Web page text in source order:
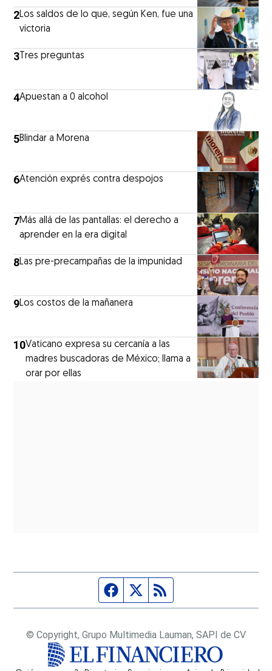
2Los saldos de lo que, según Ken, fue una
victoria
3 Tres preguntas
4Apuestan a 0 alcohol
5Blindar a Morena
6Atención exprés contra despojos
7Más allá de las pantallas: el derecho a
aprender en la era digital
8Las pre-precampañas de la impunidad
9Los costos de la mañanera
10Vaticano expresa su cercanía a las
madres buscadoras de México; llama a
orar por ellas
Página de Facebook
Fuente Twitter
© Copyright, Grupo Multimedia Lauman, SAPI de CV